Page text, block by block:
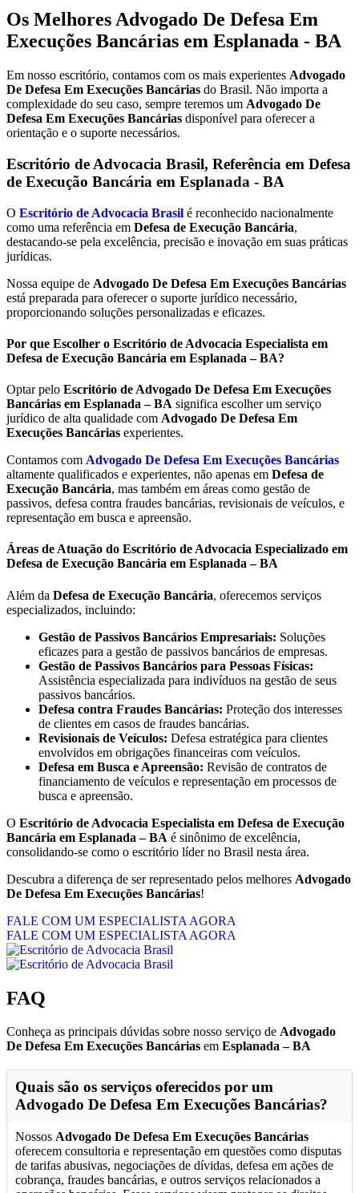
Os Melhores Advogado De Defesa Em
Execuções Bancárias em Esplanada - BA
Em nosso escritório, contamos com os mais experientes Advogado
De Defesa Em Execuções Bancárias do Brasil. Não importa a
complexidade do seu caso, sempre teremos um Advogado De
Defesa Em Execuções Bancárias disponível para oferecer a
orientação e o suporte necessários.
Escritório de Advocacia Brasil, Referência em Defesa
de Execução Bancária em Esplanada - BA
O Escritório de Advocacia Brasil é reconhecido nacionalmente
como uma referência em Defesa de Execução Bancária,
destacando-se pela excelência, precisão e inovação em suas práticas
jurídicas.
Nossa equipe de Advogado De Defesa Em Execuções Bancárias
está preparada para oferecer o suporte jurídico necessário,
proporcionando soluções personalizadas e eficazes.
Por que Escolher o Escritório de Advocacia Especialista em
Defesa de Execução Bancária em Esplanada – BA?
Optar pelo Escritório de Advogado De Defesa Em Execuções
Bancárias em Esplanada – BA significa escolher um serviço
jurídico de alta qualidade com Advogado De Defesa Em
Execuções Bancárias experientes.
Contamos com Advogado De Defesa Em Execuções Bancárias
altamente qualificados e experientes, não apenas em Defesa de
Execução Bancária, mas também em áreas como gestão de
passivos, defesa contra fraudes bancárias, revisionais de veículos, e
representação em busca e apreensão.
Áreas de Atuação do Escritório de Advocacia Especializado em
Defesa de Execução Bancária em Esplanada – BA
Além da Defesa de Execução Bancária, oferecemos serviços
especializados, incluindo:
Gestão de Passivos Bancários Empresariais: Soluções
eficazes para a gestão de passivos bancários de empresas.
Gestão de Passivos Bancários para Pessoas Físicas:
Assistência especializada para indivíduos na gestão de seus
passivos bancários.
Defesa contra Fraudes Bancárias: Proteção dos interesses
de clientes em casos de fraudes bancárias.
Revisionais de Veículos: Defesa estratégica para clientes
envolvidos em obrigações financeiras com veículos.
Defesa em Busca e Apreensão: Revisão de contratos de
financiamento de veículos e representação em processos de
busca e apreensão.
O Escritório de Advocacia Especialista em Defesa de Execução
Bancária em Esplanada – BA é sinônimo de excelência,
consolidando-se como o escritório líder no Brasil nesta área.
Descubra a diferença de ser representado pelos melhores Advogado
De Defesa Em Execuções Bancárias!
FALE COM UM ESPECIALISTA AGORA
FALE COM UM ESPECIALISTA AGORA
FAQ
Conheça as principais dúvidas sobre nosso serviço de Advogado
De Defesa Em Execuções Bancárias em Esplanada – BA
Quais são os serviços oferecidos por um
Advogado De Defesa Em Execuções Bancárias?
Nossos Advogado De Defesa Em Execuções Bancárias
oferecem consultoria e representação em questões como disputas
de tarifas abusivas, negociações de dívidas, defesa em ações de
cobrança, fraudes bancárias, e outros serviços relacionados a